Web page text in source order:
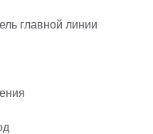
главной линии